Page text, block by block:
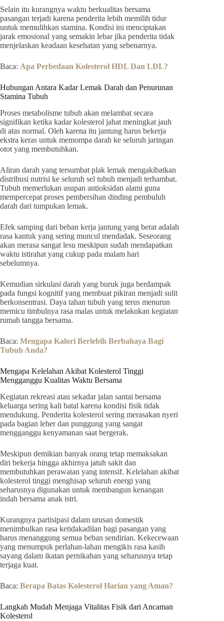
Selain itu kurangnya waktu berkualitas bersama
pasangan terjadi karena penderita lebih memilih tidur
untuk memulihkan stamina. Kondisi ini menciptakan
jarak emosional yang semakin lebar jika penderita tidak
menjelaskan keadaan kesehatan yang sebenarnya.
Baca: Apa Perbedaan Kolesterol HDL Dan LDL?
Hubungan Antara Kadar Lemak Darah dan Penurunan
Stamina Tubuh
Proses metabolisme tubuh akan melambat secara
signifikan ketika kadar kolesterol jahat meningkat jauh
di atas normal. Oleh karena itu jantung harus bekerja
ekstra keras untuk memompa darah ke seluruh jaringan
otot yang membutuhkan.
Aliran darah yang tersumbat plak lemak mengakibatkan
distribusi nutrisi ke seluruh sel tubuh menjadi terhambat.
Tubuh memerlukan asupan antioksidan alami guna
mempercepat proses pembersihan dinding pembuluh
darah dari tumpukan lemak.
Efek samping dari beban kerja jantung yang berat adalah
rasa kantuk yang sering muncul mendadak. Seseorang
akan merasa sangat lesu meskipun sudah mendapatkan
waktu istirahat yang cukup pada malam hari
sebelumnya.
Kemudian sirkulasi darah yang buruk juga berdampak
pada fungsi kognitif yang membuat pikiran menjadi sulit
berkonsentrasi. Daya tahan tubuh yang terus menurun
memicu timbulnya rasa malas untuk melakukan kegiatan
rumah tangga bersama.
Baca: Mengapa Kalori Berlebih Berbahaya Bagi
Tubuh Anda?
Mengapa Kelelahan Akibat Kolesterol Tinggi
Mengganggu Kualitas Waktu Bersama
Kegiatan rekreasi atau sekadar jalan santai bersama
keluarga sering kali batal karena kondisi fisik tidak
mendukung. Penderita kolesterol sering merasakan nyeri
pada bagian leher dan punggung yang sangat
mengganggu kenyamanan saat bergerak.
Meskipun demikian banyak orang tetap memaksakan
diri bekerja hingga akhirnya jatuh sakit dan
membutuhkan perawatan yang intensif. Kelelahan akibat
kolesterol tinggi menghisap seluruh energi yang
seharusnya digunakan untuk membangun kenangan
indah bersama anak istri.
Kurangnya partisipasi dalam urusan domestik
menimbulkan rasa ketidakadilan bagi pasangan yang
harus menanggung semua beban sendirian. Kekecewaan
yang menumpuk perlahan-lahan mengikis rasa kasih
sayang dalam ikatan pernikahan yang seharusnya tetap
terjaga kuat.
Baca: Berapa Batas Kolesterol Harian yang Aman?
Langkah Mudah Menjaga Vitalitas Fisik dari Ancaman
Kolesterol